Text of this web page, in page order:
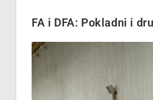
FA i DFA: Pokladni i